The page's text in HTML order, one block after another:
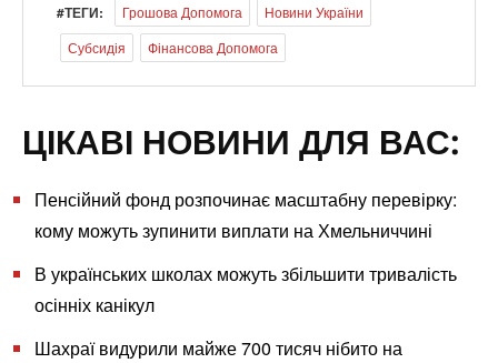
#ТЕГИ: Грошова Допомога
Новини України
Субсидія
Фінансова Допомога
ЦІКАВІ НОВИНИ ДЛЯ ВАС:
Пенсійний фонд розпочинає масштабну перевірку:
кому можуть зупинити виплати на Хмельниччині
В українських школах можуть збільшити тривалість
осінніх канікул
Шахраї видурили майже 700 тисяч нібито на